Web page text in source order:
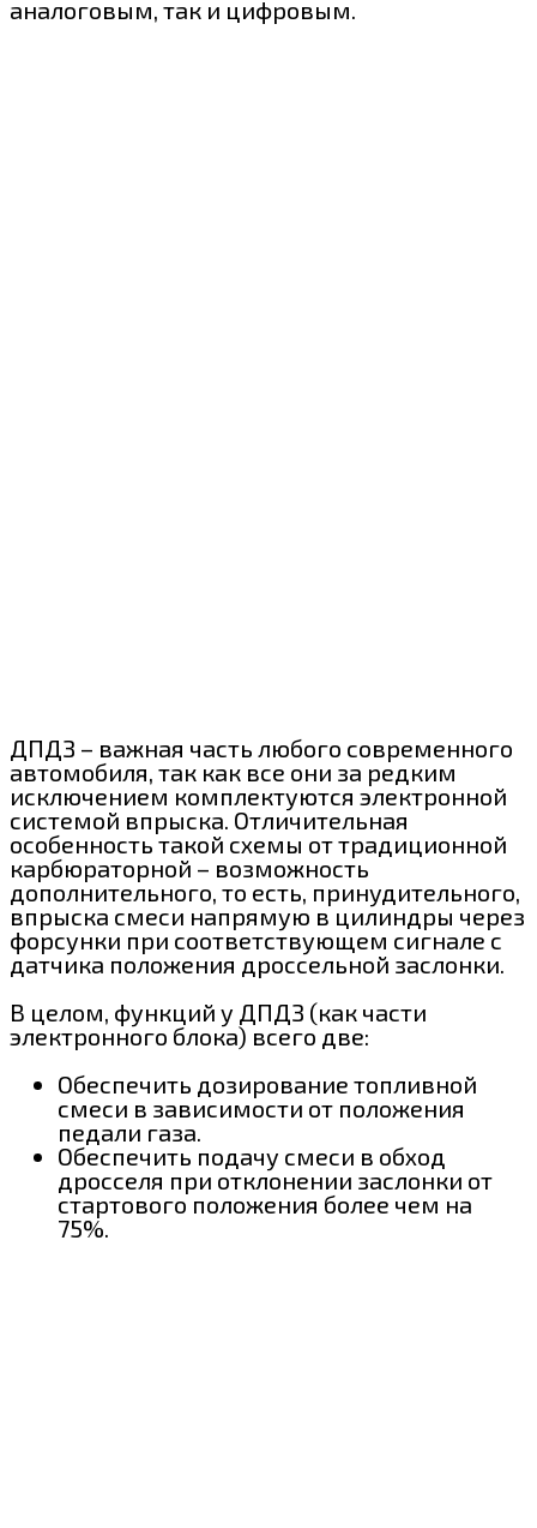
аналоговым, так и цифровым.
ДПДЗ – важная часть любого современного
автомобиля, так как все они за редким
исключением комплектуются электронной
системой впрыска. Отличительная
особенность такой схемы от традиционной
карбюраторной – возможность
дополнительного, то есть, принудительного,
впрыска смеси напрямую в цилиндры через
форсунки при соответствующем сигнале с
датчика положения дроссельной заслонки.
В целом, функций у ДПДЗ (как части
электронного блока) всего две:
Обеспечить дозирование топливной
смеси в зависимости от положения
педали газа.
Обеспечить подачу смеси в обход
дросселя при отклонении заслонки от
стартового положения более чем на
75%.